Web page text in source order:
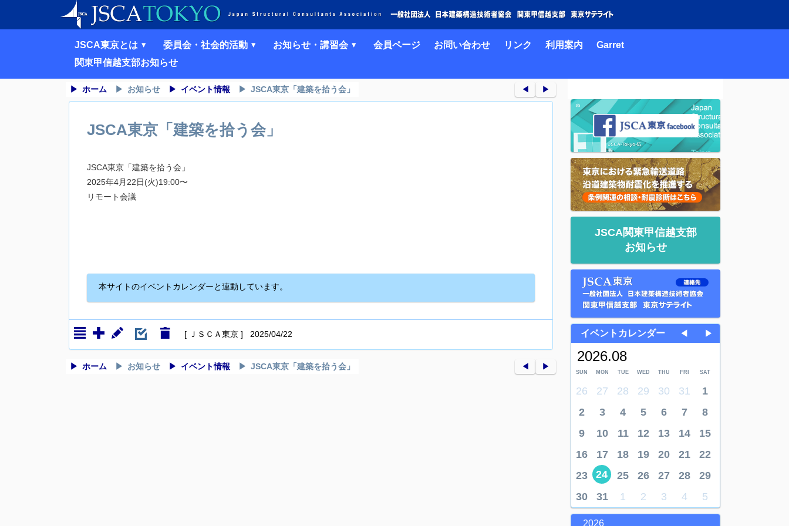
JSCA東京とは 委員会・社会的活動 お知らせ・講習会 会員ページ お問い合わせ リンク 利用案内
Garret
関東甲信越支部お知らせ
ホーム お知らせ イベント情報 JSCA東京「建築を拾う会」 ◀︎ ▶︎
JSCA東京「建築を拾う会」
JSCA東京「建築を拾う会」
2025年4月22日(火)19:00〜
リモート会議
本サイトのイベントカレンダーと連動しています。
[ ＪＳＣＡ東京 ] 2025/04/22
ホーム お知らせ イベント情報 JSCA東京「建築を拾う会」 ◀︎ ▶︎
JSCA関東甲信越支部
お知らせ
イベントカレンダー ◀ ▶
2026.08
SUN MON TUE WED THU FRI SAT
26 27 28 29 30 31
1
2
3 4 5 6 7
8
9
10 11 12 13 14
15
16
17 18 19 20 21
22
23
24 25 26 27 28
29
30
31 1 2 3 4 5
2026